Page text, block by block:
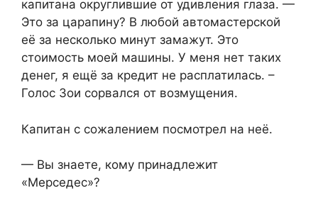
капитана округлившие от удивления глаза. —
Это за царапину? В любой автомастерской
её за несколько минут замажут. Это
стоимость моей машины. У меня нет таких
денег, я ещё за кредит не расплатилась. –
Голос Зои сорвался от возмущения.
Капитан с сожалением посмотрел на неё.
— Вы знаете, кому принадлежит
«Мерседес»?